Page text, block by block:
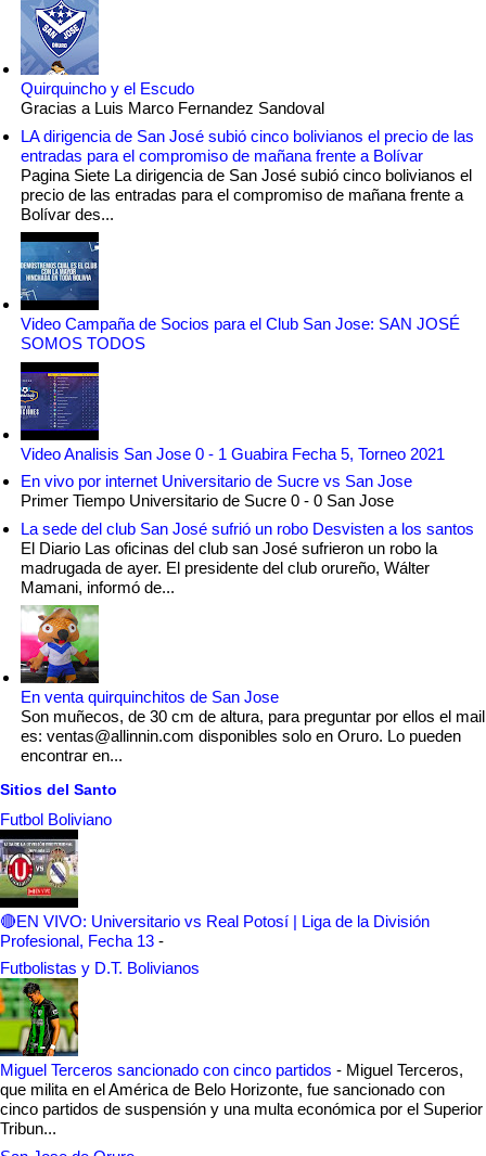
Quirquincho y el Escudo
Gracias a Luis Marco Fernandez Sandoval
LA dirigencia de San José subió cinco bolivianos el precio de las
entradas para el compromiso de mañana frente a Bolívar
Pagina Siete La dirigencia de San José subió cinco bolivianos el
precio de las entradas para el compromiso de mañana frente a
Bolívar des...
Video Campaña de Socios para el Club San Jose: SAN JOSÉ
SOMOS TODOS
Video Analisis San Jose 0 - 1 Guabira Fecha 5, Torneo 2021
En vivo por internet Universitario de Sucre vs San Jose
Primer Tiempo Universitario de Sucre 0 - 0 San Jose
La sede del club San José sufrió un robo Desvisten a los santos
El Diario Las oficinas del club san José sufrieron un robo la
madrugada de ayer. El presidente del club orureño, Wálter
Mamani, informó de...
En venta quirquinchitos de San Jose
Son muñecos, de 30 cm de altura, para preguntar por ellos el mail
es: ventas@allinnin.com disponibles solo en Oruro. Lo pueden
encontrar en...
Sitios del Santo
Futbol Boliviano
🔴EN VIVO: Universitario vs Real Potosí | Liga de la División
Profesional, Fecha 13 -
Futbolistas y D.T. Bolivianos
Miguel Terceros sancionado con cinco partidos - Miguel Terceros,
que milita en el América de Belo Horizonte, fue sancionado con
cinco partidos de suspensión y una multa económica por el Superior
Tribun...